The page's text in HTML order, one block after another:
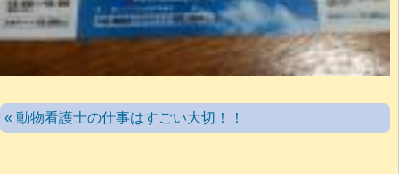
« 動物看護士の仕事はすごい大切！！